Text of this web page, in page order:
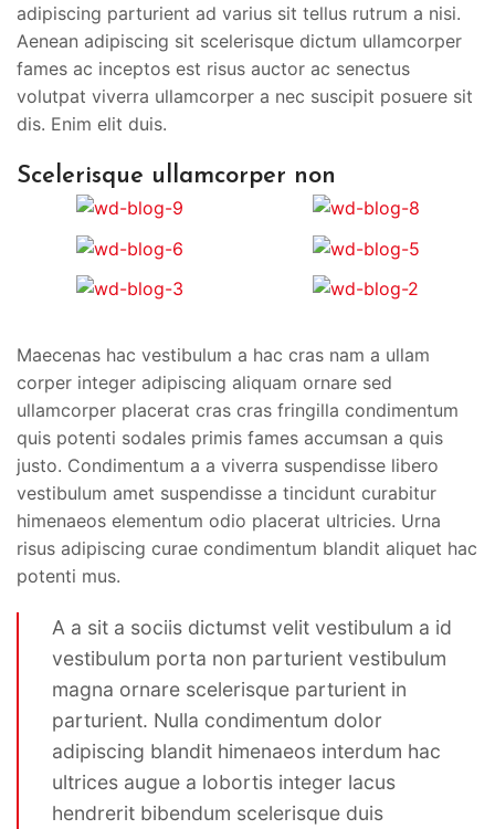
adipiscing parturient ad varius sit tellus rutrum a nisi.
Aenean adipiscing sit scelerisque dictum ullamcorper
fames ac inceptos est risus auctor ac senectus
volutpat viverra ullamcorper a nec suscipit posuere sit
dis. Enim elit duis.
Scelerisque ullamcorper non
Maecenas hac vestibulum a hac cras nam a ullam
corper integer adipiscing aliquam ornare sed
ullamcorper placerat cras cras fringilla condimentum
quis potenti sodales primis fames accumsan a quis
justo. Condimentum a a viverra suspendisse libero
vestibulum amet suspendisse a tincidunt curabitur
himenaeos elementum odio placerat ultricies. Urna
risus adipiscing curae condimentum blandit aliquet hac
potenti mus.
A a sit a sociis dictumst velit vestibulum a id
vestibulum porta non parturient vestibulum
magna ornare scelerisque parturient in
parturient. Nulla condimentum dolor
adipiscing blandit himenaeos interdum hac
ultrices augue a lobortis integer lacus
hendrerit bibendum scelerisque duis